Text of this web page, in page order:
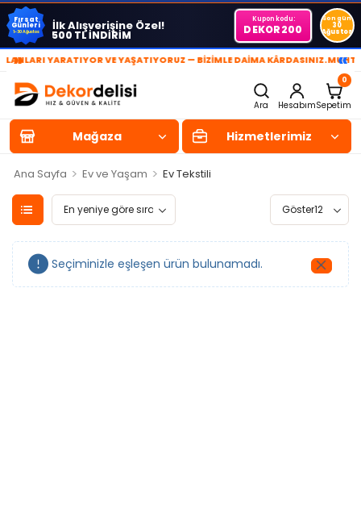
Fırsat
Günleri
1-30 Ağustos İlk Alışverişine Özel!
500 TL İNDİRİM
Kupon kodu:
DEKOR200
Son gün
30
Ağustos
» YARATIYOR VE YAŞATIYORUZ — BİZİMLE DAİMA KÂRDASINIZ. «
Ara Hesabım
0
Sepetim
Mağaza Hizmetlerimiz
Ana Sayfa > Ev ve Yaşam > Ev Tekstili
Seçiminizle eşleşen ürün bulunamadı.